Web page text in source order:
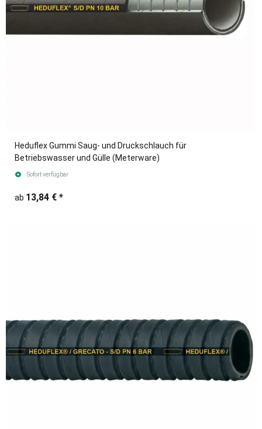
Heduflex Gummi Saug- und Druckschlauch für
Betriebswasser und Gülle (Meterware)
Sofort verfügbar
ab 13,84 € *